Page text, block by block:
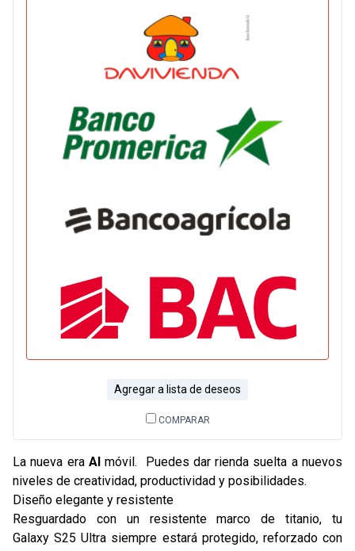
Agregar a lista de deseos
COMPARAR
La nueva era AImóvil. Puedes dar rienda suelta a nuevos
niveles de creatividad, productividad y posibilidades.
Diseño elegante y resistente
Resguardado con un resistente marco de titanio, tu
Galaxy S25 Ultra siempre estará protegido, reforzado con